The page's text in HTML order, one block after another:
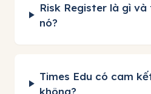
Risk Register là gì
nó?
Times Edu có cam
không?